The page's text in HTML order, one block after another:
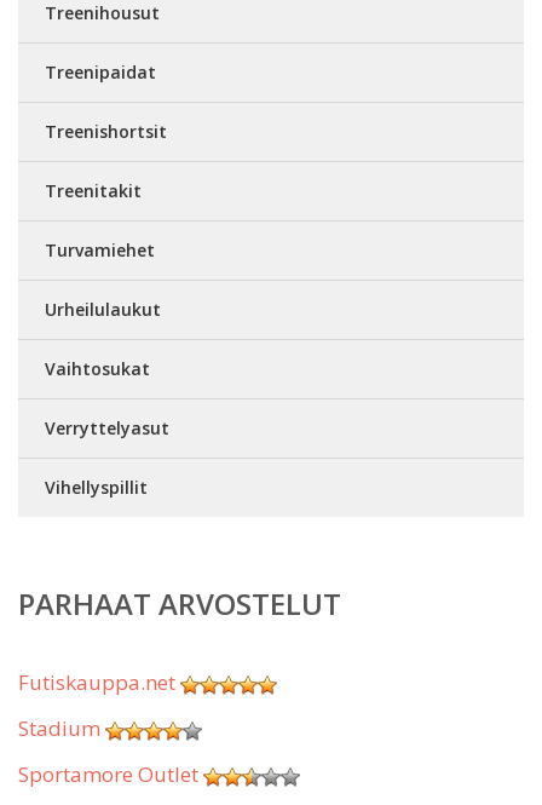
Treenihousut
Treenipaidat
Treenishortsit
Treenitakit
Turvamiehet
Urheilulaukut
Vaihtosukat
Verryttelyasut
Vihellyspillit
PARHAAT ARVOSTELUT
Futiskauppa.net
Stadium
Sportamore Outlet